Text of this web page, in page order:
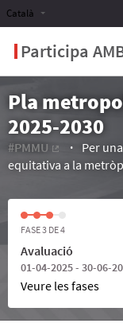
Participa
Català
Pla
2025-2030
#PMMU
(Enllaç
Per
equitativa a la
FASE 3 DE 4
Avaluació
01-04-2025 - 30-06-
Veure les fases